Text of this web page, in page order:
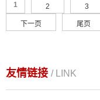
1 2 3
下一页 尾页
友情链接 / LINK